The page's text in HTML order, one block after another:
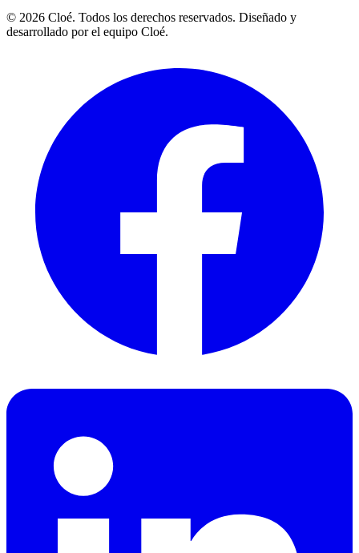
© 2026 Cloé. Todos los derechos reservados. Diseñado y
desarrollado por el equipo Cloé.